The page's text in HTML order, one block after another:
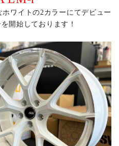
ワイトの2カラーにてデビュー
開始しております！